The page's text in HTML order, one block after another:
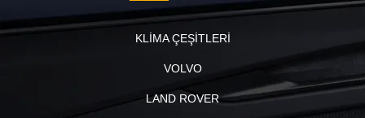
KLİMA ÇEŞİTLERİ
VOLVO
LAND ROVER